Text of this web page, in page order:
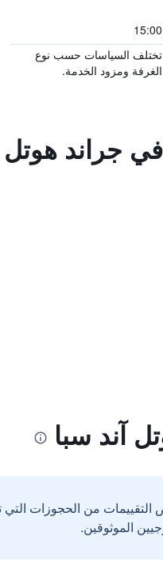
15:00
تختلف السياسات حسب نوع
الغرفة ومزود الخدمة.
جراند هوتل
آند سبا
من الحجوزات